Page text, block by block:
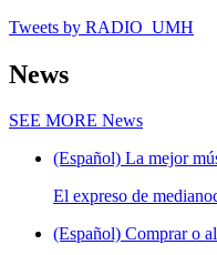
Tweets by RADIO_UMH
News
SEE MORE News
(Español) La mejor
El expreso de
(Español) Comprar o